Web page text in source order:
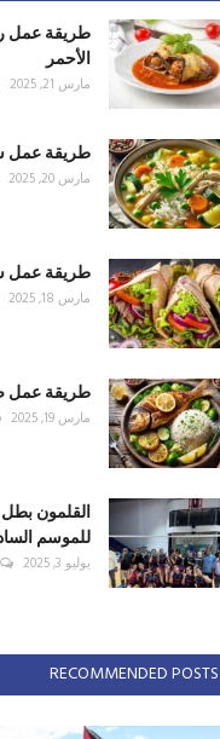
طريقة عمل
الأحمر
مارس 21, 2025
طريقة عمل
مارس 20, 2025
طريقة عمل
مارس 18, 2025
طريقة عمل
مارس 19, 2025
القلمون بطل
للموسم
يوليو 3, 2025
RECOMMENDED POSTS